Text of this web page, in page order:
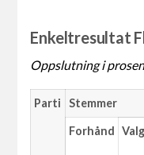
Enkeltresultat
Oppslutning i
Parti Stemmer
Forhånd